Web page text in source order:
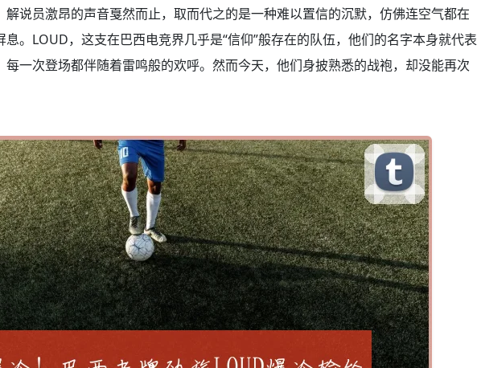
解说员激昂的声音戛然而止，取而代之的是一种难以置信的沉默，仿佛连空气都在
。LOUD，这支在巴西电竞界几乎是“信仰”般存在的队伍，他们的名字本身就代表
一次登场都伴随着雷鸣般的欢呼。然而今天，他们身披熟悉的战袍，却没能再次